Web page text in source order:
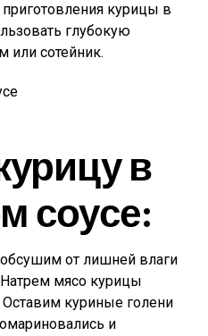
курицы в
глубокую
или сотейник.
в
соусе:
от лишней влаги
мясо курицы
куриные голени
и